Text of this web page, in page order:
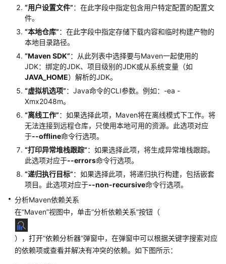
本
管
理
用
CodeArts
for
C/C++
使
用
CodeArts
IDE
for
Java
for
Java
“用户设置文件”：在此字段中指定包含用户特定配置的配置文
件。
“本地仓库”：在此字段中指定存储下载内容和临时构建产物的
本地目录路径。
“Maven SDK”：从此列表中选择要与Maven一起使用的
JDK：绑定的JDK、项目级别的JDK或从系统变量（如
JAVA_HOME）解析的JDK。
“虚拟机选项”：Java命令的CLI参数。例如：-ea -
Xmx2048m。
“离线工作”：如果选择此项，Maven将在离线模式下工作。将
无法连接到远程仓库，只使用本地可用的资源。此选项对应
于--offline命令行选项。
“打印异常堆栈跟踪”：如果选择此项，将生成异常堆栈跟踪。
此选项对应于--errors命令行选项。
“递归执行目标”：如果选择此项，将递归执行构建，包括嵌套
项目。此选项对应于--non-recursive命令行选项。
分析Maven依赖关系
在“Maven”视图中，单击“分析依赖关系”按钮（
），打开“依赖分析器”弹窗中，在弹窗中可以根据关键字搜索对应
的依赖项或查看并解决有冲突的依赖。如下图所示：